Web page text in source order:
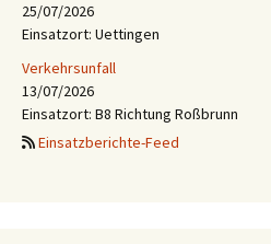
25/07/2026
Einsatzort: Uettingen
Verkehrsunfall
13/07/2026
Einsatzort: B8 Richtung Roßbrunn
Einsatzberichte-Feed